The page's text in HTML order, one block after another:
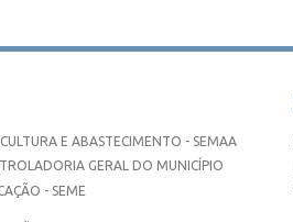
E ABASTECIMENTO - SEMAA
GERAL DO MUNICÍPIO
- SEME